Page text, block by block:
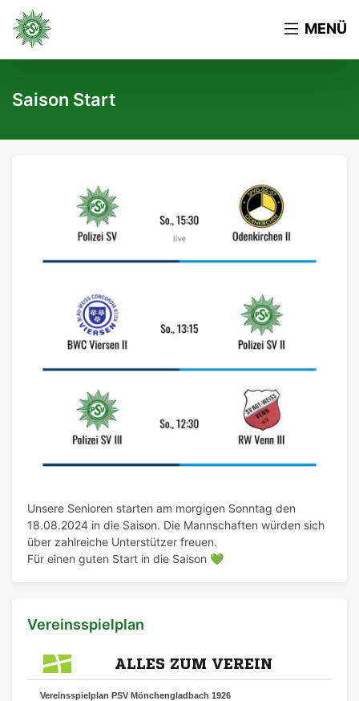
MENÜ
Saison Start
Unsere Senioren starten am morgigen Sonntag den
18.08.2024 in die Saison. Die Mannschaften würden sich
über zahlreiche Unterstützer freuen.
Für einen guten Start in die Saison 💚
Vereinsspielplan